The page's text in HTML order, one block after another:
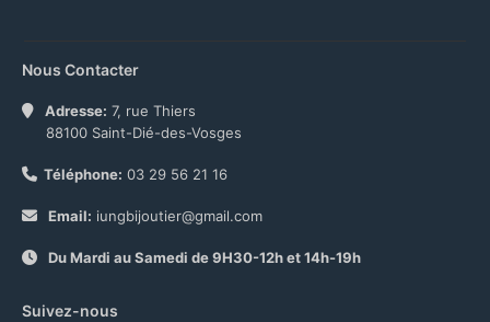
Nous Contacter
Adresse: 7, rue Thiers
88100 Saint-Dié-des-Vosges
Téléphone: 03 29 56 21 16
Email: iungbijoutier@gmail.com
Du Mardi au Samedi de 9H30-12h et 14h-19h
Suivez-nous